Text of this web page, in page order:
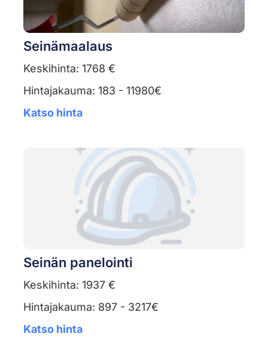
Seinämaalaus
Keskihinta: 1768 €
Hintajakauma: 183 - 11980€
Katso hinta
Seinän panelointi
Keskihinta: 1937 €
Hintajakauma: 897 - 3217€
Katso hinta